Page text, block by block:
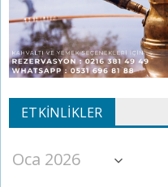
ETKINLIKLER